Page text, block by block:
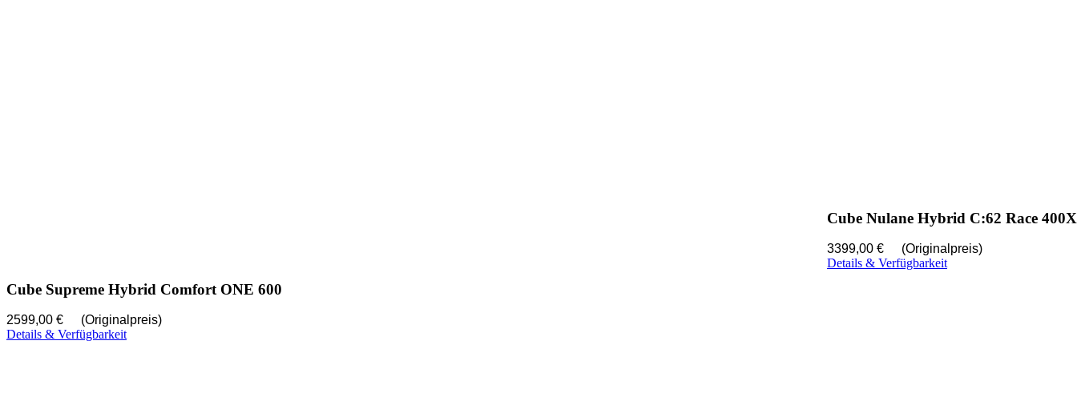
Cube Supreme Hybrid Comfort ONE 600
2599,00 €
(Originalpreis)
Details & Verfügbarkeit
Cube Nulane Hybrid C:62 Race
3399,00 €
(Originalpreis)
Details & Verfügbarkeit